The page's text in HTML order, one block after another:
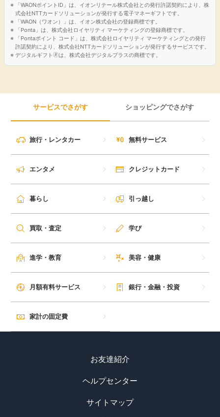
「WAONポイントID」は、イオンリテール株式会社との発行許諾契約により、株
式会社NTTカードソリューションが発行する電子マネーギフトです。
「WAON（ワオン）」は、イオン株式会社の登録商標です。
「Ponta」は、株式会社ロイヤリティ マーケティングの登録商標です。
「Pontaポイント コード」は、株式会社ロイヤリティ マーケティングとの発行
許諾契約により、株式会社NTTカードソリューションが発行するサービスです。
デジタルギフト🄬は、株式会社デジタルプラスの商標です。
サービスでさがす ショッピングでさがす
旅行・レンタカー 無料サービス
エンタメ クレジットカード
暮らし 引っ越し
買取・査定 学び
進学・教育 美容・健康
月額有料サービス 銀行・金融・投資
家計の固定費
お友達紹介
ヘルプセンター
サイトマップ